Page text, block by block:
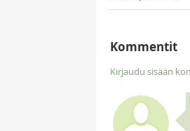
Kommentit
Kirjaudu sisään